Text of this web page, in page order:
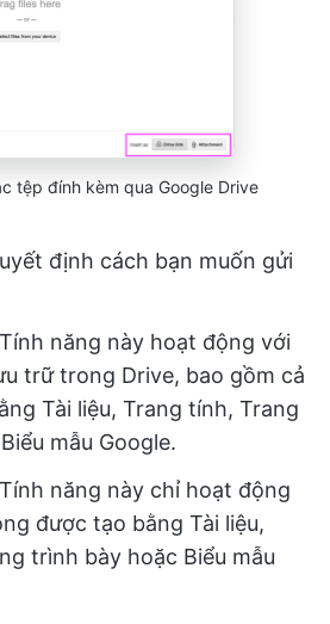
tệp đính kèm qua Google Drive
định cách bạn muốn gửi
năng này hoạt động với
trữ trong Drive, bao gồm cả
Tài liệu, Trang tính, Trang
mẫu Google.
năng này chỉ hoạt động
được tạo bằng Tài liệu,
trình bày hoặc Biểu mẫu